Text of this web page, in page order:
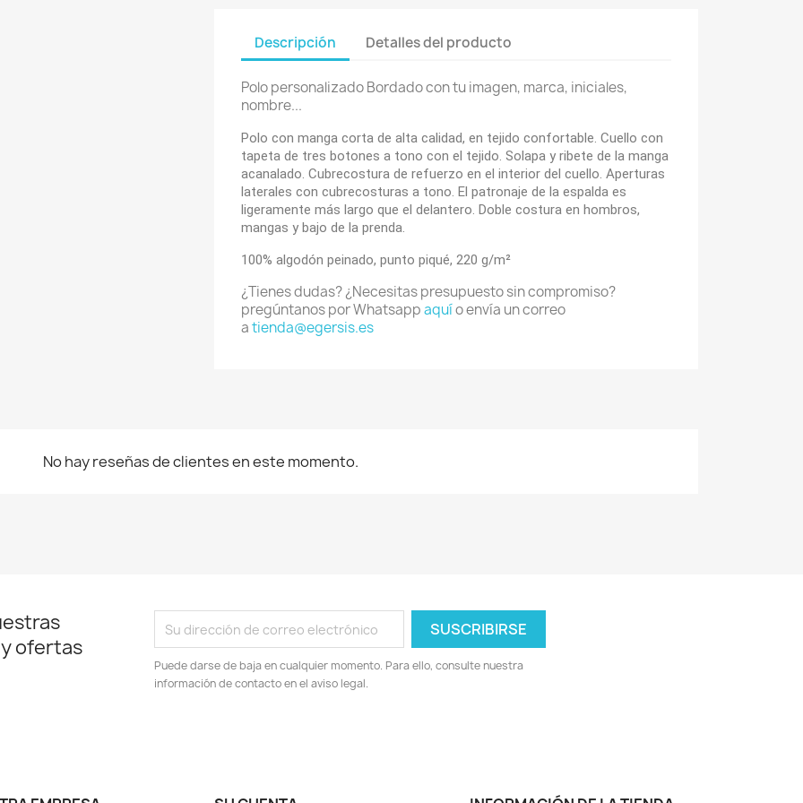
Descripción Detalles del producto
Polo personalizado Bordado con tu imagen, marca, iniciales,
nombre...
Polo con manga corta de alta calidad, en tejido confortable. Cuello con
tapeta de tres botones a tono con el tejido. Solapa y ribete de la manga
acanalado. Cubrecostura de refuerzo en el interior del cuello. Aperturas
laterales con cubrecosturas a tono. El patronaje de la espalda es
ligeramente más largo que el delantero. Doble costura en hombros,
mangas y bajo de la prenda.
100% algodón peinado, punto piqué, 220 g/m²
¿Tienes dudas? ¿Necesitas presupuesto sin compromiso?
pregúntanos por Whatsappaquío envía un correo
atienda@egersis.es
No hay reseñas de clientes en este momento.
ofertas
Puede darse de baja en cualquier momento. Para ello, consulte nuestra
información de contacto en el aviso legal.